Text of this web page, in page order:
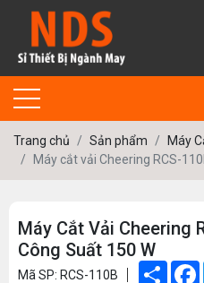
Trang chủ Sản phẩm Máy
Máy cắt vải Cheering RCS-
Máy Cắt Vải Cheering
Công Suất 150 W
Mã SP: RCS-110B Share